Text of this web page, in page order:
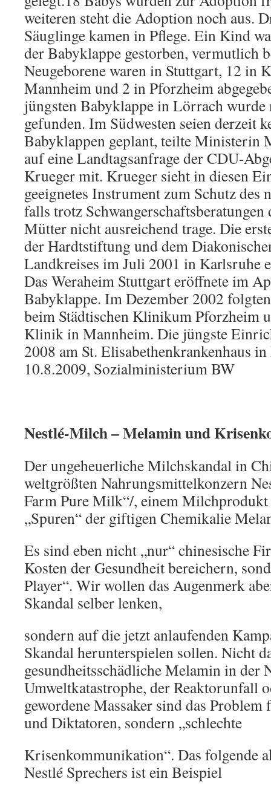
weiteren steht die Adoption noch aus.
Säuglinge kamen in Pflege. Ein Kind
der Babyklappe gestorben, vermutlich
Neugeborene waren in Stuttgart, 12 in
Mannheim und 2 in Pforzheim
jüngsten Babyklappe in Lörrach
gefunden. Im Südwesten seien derzeit
Babyklappen geplant, teilte Ministerin
auf eine Landtagsanfrage der CDU-
Krueger mit. Krueger sieht in diesen
geeignetes Instrument zum Schutz des
falls trotz
Mütter nicht ausreichend trage. Die
der Hardtstiftung und dem
Landkreises im Juli 2001 in Karlsruhe
Das Weraheim Stuttgart eröffnete im
Babyklappe. Im Dezember 2002
beim Städtischen Klinikum Pforzheim
Klinik in Mannheim. Die jüngste
2008 am St. Elisabethenkrankenhaus
10.8.2009, Sozialministerium BW
Nestlé-Milch – Melamin und
Der ungeheuerliche Milchskandal in
weltgrößten Nahrungsmittelkonzern
Farm Pure Milk“/, einem
„Spuren“ der giftigen Chemikalie
Es sind eben nicht „nur“ chinesische
Kosten der Gesundheit bereichern,
Player“. Wir wollen das Augenmerk
Skandal selber lenken,
sondern auf die jetzt anlaufenden
Skandal herunterspielen sollen. Nicht
gesundheitsschädliche Melamin in der
Umweltkatastrophe, der Reaktorunfall
gewordene Massaker sind das
und Diktatoren, sondern „schlechte
Krisenkommunikation“. Das folgende
Nestlé Sprechers ist ein Beispiel